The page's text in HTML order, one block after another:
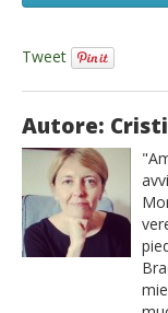
Tweet
Autore: